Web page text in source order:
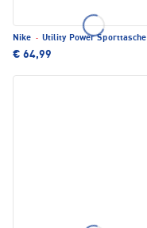
Nike · Utility Power Sporttasche
€ 64,99